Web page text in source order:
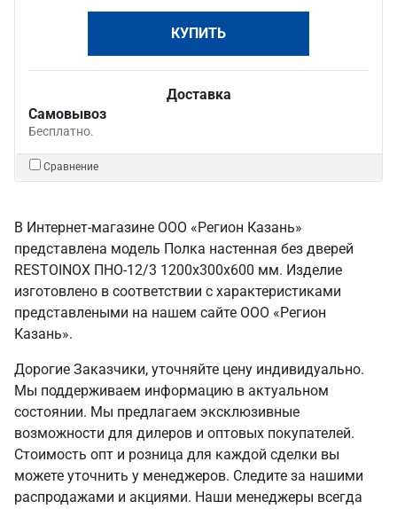
КУПИТЬ
Доставка
Самовывоз
Бесплатно.
Сравнение
В Интернет-магазине ООО «Регион Казань»
представлена модель Полка настенная без дверей
RESTOINOX ПНО-12/3 1200x300x600 мм. Изделие
изготовлено в соответствии с характеристиками
представлеными на нашем сайте ООО «Регион
Казань».
Дорогие Заказчики, уточняйте цену индивидуально.
Мы поддерживаем информацию в актуальном
состоянии. Мы предлагаем эксклюзивные
возможности для дилеров и оптовых покупателей.
Стоимость опт и розница для каждой сделки вы
можете уточнить у менеджеров. Следите за нашими
распродажами и акциями. Наши менеджеры всегда